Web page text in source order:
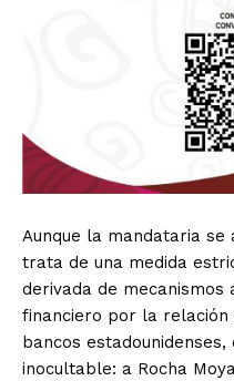
Aunque la mandataria
trata de una medida
derivada de mecanismos
financiero por la
bancos
inocultable: a Rocha